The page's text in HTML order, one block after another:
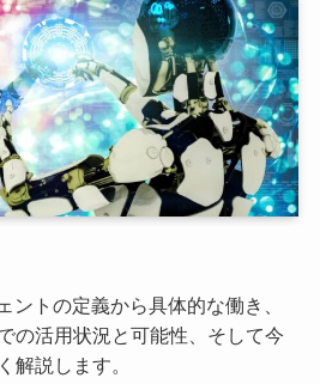
ントの定義から具体的な働き、
の活用状況と可能性、そして今
解説します。